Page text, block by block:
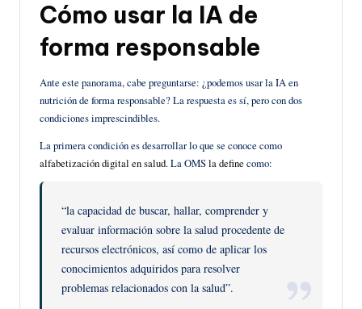
Cómo usar la IA de
forma responsable
Ante este panorama, cabe preguntarse: ¿podemos usar la IA en
nutrición de forma responsable? La respuesta es sí, pero con dos
condiciones imprescindibles.
La primera condición es desarrollar lo que se conoce como
alfabetización digital en salud. La OMSla define como:
“la capacidad de buscar, hallar, comprender y
evaluar información sobre la salud procedente de
recursos electrónicos, así como de aplicar los
conocimientos adquiridos para resolver
problemas relacionados con la salud”.